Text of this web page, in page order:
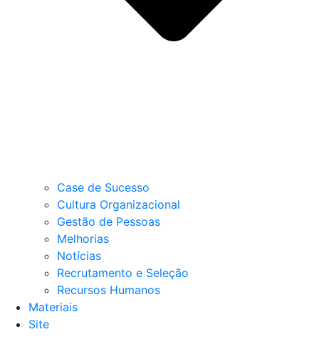
Case de Sucesso
Cultura Organizacional
Gestão de Pessoas
Melhorias
Notícias
Recrutamento e Seleção
Recursos Humanos
Materiais
Site